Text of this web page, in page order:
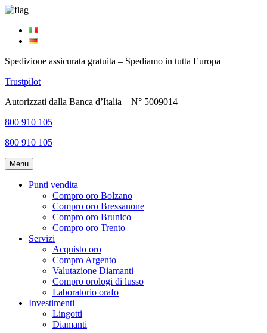
Spedizione assicurata gratuita – Spediamo in tutta Europa
Trustpilot
Autorizzati dalla Banca d’Italia – N° 5009014
800 910 105
800 910 105
Menu
Punti vendita
Compro oro Bolzano
Compro oro Bressanone
Compro oro Brunico
Compro oro Trento
Servizi
Acquisto oro
Compro Argento
Valutazione Diamanti
Compro orologi di lusso
Laboratorio orafo
Investimenti
Lingotti
Diamanti